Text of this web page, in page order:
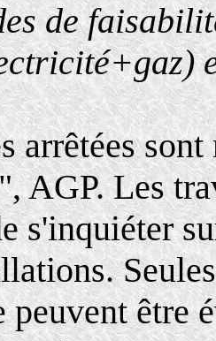
de
arrêtées
AGP. Les
s'inquiéter
peuvent être